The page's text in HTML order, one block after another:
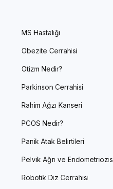
MS Hastalığı
Obezite Cerrahisi
Otizm Nedir?
Parkinson Cerrahisi
Rahim Ağzı Kanseri
PCOS Nedir?
Panik Atak Belirtileri
Pelvik Ağrı ve Endometriozis
Robotik Diz Cerrahisi